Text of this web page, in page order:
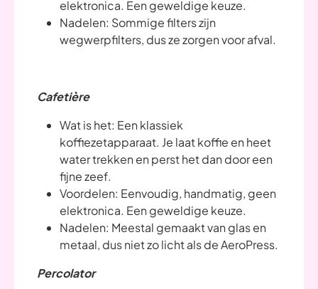
elektronica. Een geweldige keuze.
Nadelen: Sommige filters zijn
wegwerpfilters, dus ze zorgen voor afval.
Cafetière
Wat is het: Een klassiek
koffiezetapparaat. Je laat koffie en heet
water trekken en perst het dan door een
fijne zeef.
Voordelen: Eenvoudig, handmatig, geen
elektronica. Een geweldige keuze.
Nadelen: Meestal gemaakt van glas en
metaal, dus niet zo licht als de AeroPress.
Percolator